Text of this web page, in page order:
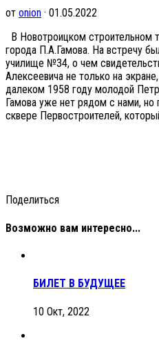
от onion · 01.05.2022
В Новотроицком строительном
города П.А.Гамова. На встречу
училище №34, о чем
Алексеевича не только на
далеком 1958 году молодой
Гамова уже нет рядом с нами,
сквере Первостроителей,
Поделиться
Возможно вам интересно...
БИЛЕТ В БУДУЩЕЕ
10 Окт, 2022